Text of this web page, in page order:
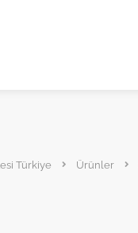
Türkiye Ürünler